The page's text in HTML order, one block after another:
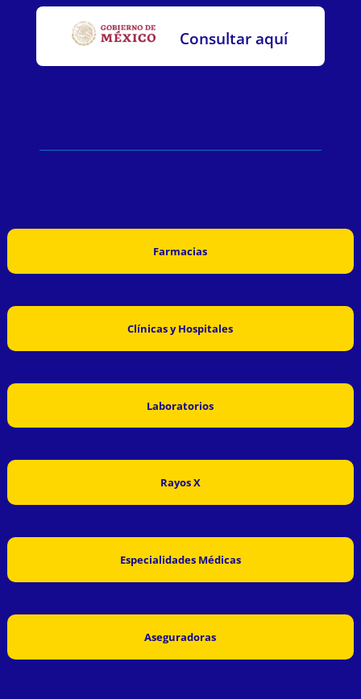
Consultar aquí
Farmacias
Clínicas y Hospitales
Laboratorios
Rayos X
Especialidades Médicas
Aseguradoras